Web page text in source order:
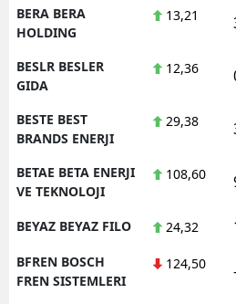
BERA BERA
HOLDING
13,21
BESLR BESLER
GIDA
12,36
BESTE BEST
BRANDS ENERJI
29,38
BETAE BETA ENERJI
VE TEKNOLOJI
108,60
BEYAZ BEYAZ FILO 24,32
BFREN BOSCH
FREN SISTEMLERI
124,50